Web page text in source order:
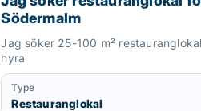
Södermalm
Jag söker 25-100 m²
hyra
Type
Restauranglokal